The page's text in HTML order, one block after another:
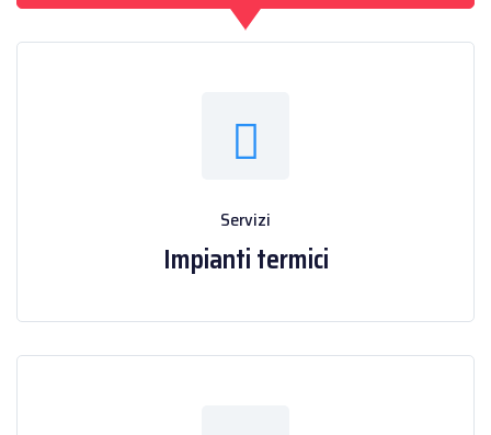
Servizi
Impianti termici